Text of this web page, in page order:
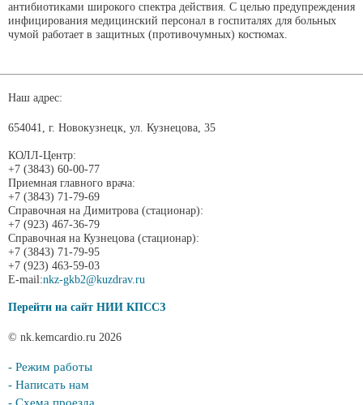
антибиотиками широкого спектра действия. С целью предупреждения
инфицирования медицинский персонал в госпиталях для больных
чумой работает в защитных (противочумных) костюмах.
Наш адрес:
654041, г. Новокузнецк, ул. Кузнецова, 35
КОЛЛ-Центр:
+7 (3843) 60-00-77
Приемная главного врача:
+7 (3843) 71-79-69
Справочная на Димитрова (стационар):
+7 (923) 467-36-79
Справочная на Кузнецова (стационар):
+7 (3843) 71-79-95
+7 (923) 463-59-03
E-mail:nkz-gkb2@kuzdrav.ru
Перейти на сайт НИИ КПССЗ
© nk.kemcardio.ru 2026
- Режим работы
- Написать нам